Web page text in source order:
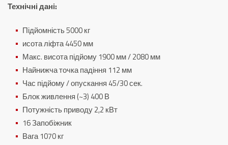
Технічні дані:
Підйомність 5000 кг
исота ліфта 4450 мм
Макс. висота підйому 1900 мм / 2080 мм
Найнижча точка падіння 112 мм
Час підйому / опускання 45/30 сек.
Блок живлення (~3) 400 В
Потужність приводу 2,2 кВт
16 Запобіжник
Вага 1070 кг